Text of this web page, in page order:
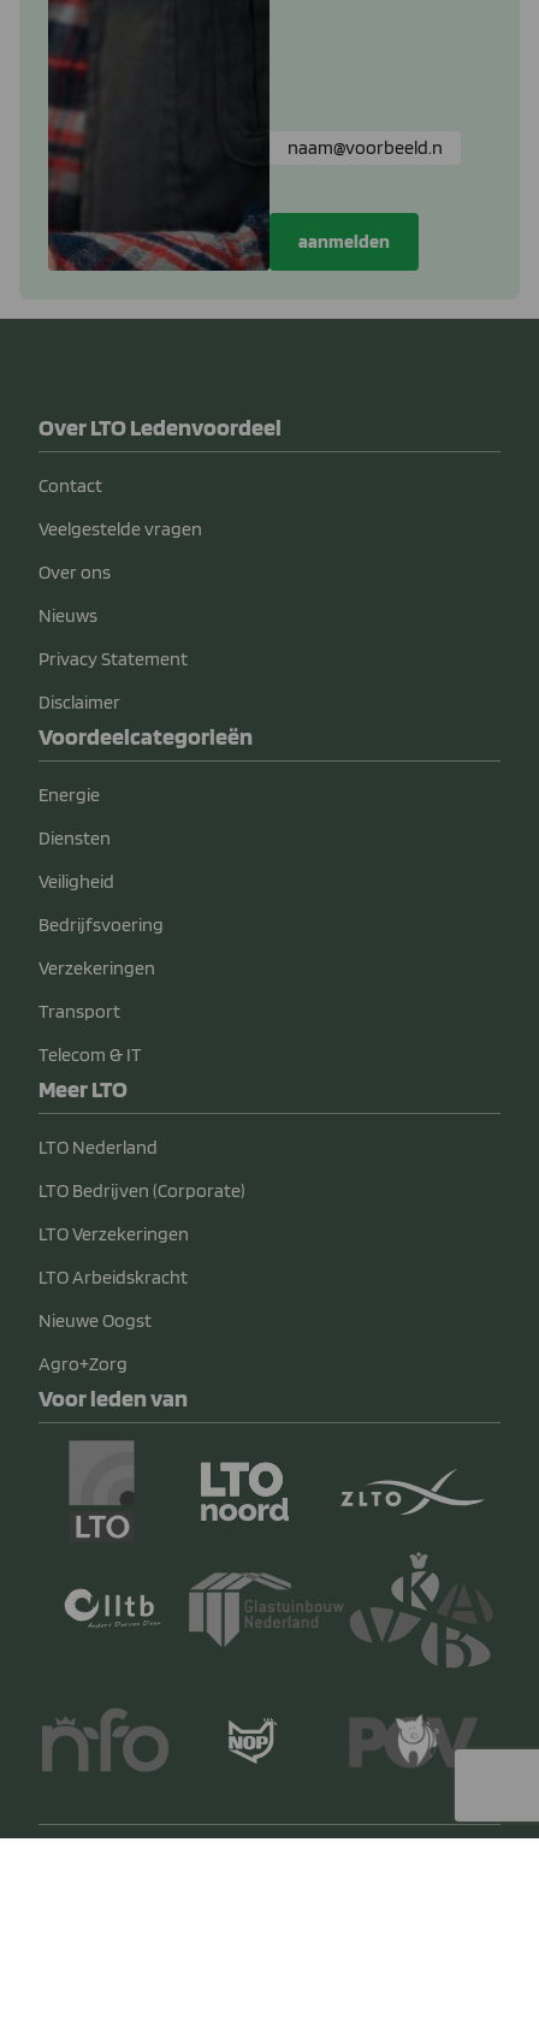
Over LTO Ledenvoordeel
Contact
Veelgestelde vragen
Over ons
Nieuws
Privacy Statement
Disclaimer
Voordeelcategorieën
Energie
Diensten
Veiligheid
Bedrijfsvoering
Verzekeringen
Transport
Telecom & IT
Meer LTO
LTO Nederland
LTO Bedrijven (Corporate)
LTO Verzekeringen
LTO Arbeidskracht
Nieuwe Oogst
Agro+Zorg
Voor leden van